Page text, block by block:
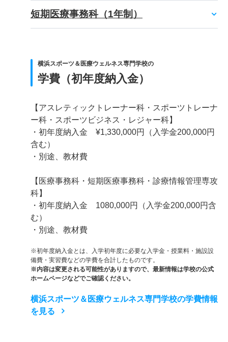
短期医療事務科（1年制）
横浜スポーツ＆医療ウェルネス専門学校の
学費（初年度納入金）
【アスレティックトレーナー科・スポーツトレーナ
ー科・スポーツビジネス・レジャー科】
・初年度納入金 ¥1,330,000円（入学金200,000円
含む）
・別途、教材費
【医療事務科・短期医療事務科・診療情報管理専攻
科】
・初年度納入金 1080,000円（入学金200,000円含
む）
・別途、教材費
※初年度納入金とは、入学初年度に必要な入学金・授業料・施設設
備費・実習費などの学費を合計したものです。
※内容は変更される可能性がありますので、最新情報は学校の公式
ホームページなどでご確認ください。
横浜スポーツ＆医療ウェルネス専門学校の学費情報
を見る